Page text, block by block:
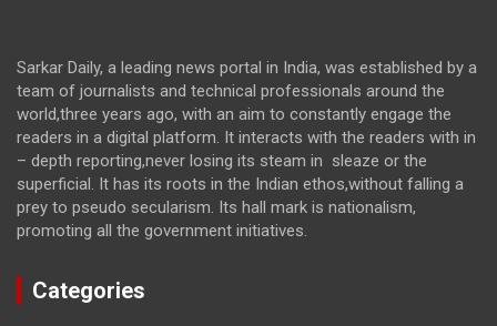
Sarkar Daily, a leading news portal in India, was established by a
team of journalists and technical professionals around the
world,three years ago, with an aim to constantly engage the
readers in a digital platform. It interacts with the readers with in
– depth reporting,never losing its steam in sleaze or the
superficial. It has its roots in the Indian ethos,without falling a
prey to pseudo secularism. Its hall mark is nationalism,
promoting all the government initiatives.
Categories